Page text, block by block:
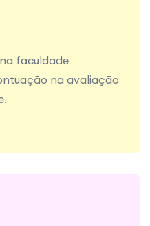
faculdade
na avaliação
Vestibular Online.
Inscreva-se Aqui